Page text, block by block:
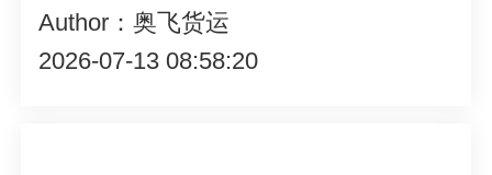
Author：奥飞货运
2026-07-13 08:58:20